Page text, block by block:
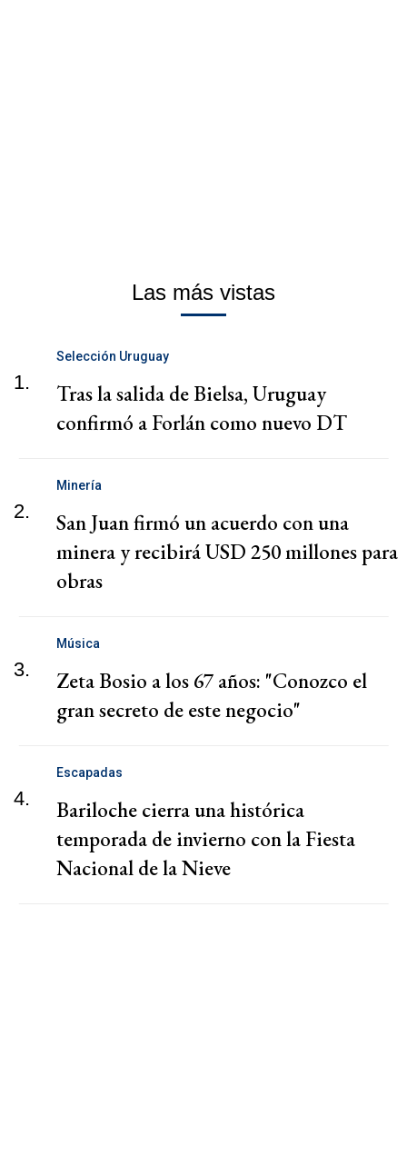
Las más vistas
1.
Selección Uruguay
Tras la salida de Bielsa, Uruguay
confirmó a Forlán como nuevo DT
2.
Minería
San Juan firmó un acuerdo con una
minera y recibirá USD 250 millones para
obras
3.
Música
Zeta Bosio a los 67 años: "Conozco el
gran secreto de este negocio"
4.
Escapadas
Bariloche cierra una histórica
temporada de invierno con la Fiesta
Nacional de la Nieve